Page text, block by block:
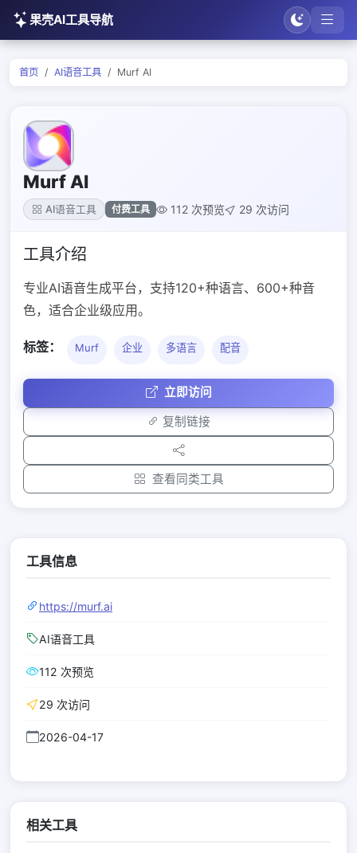
果壳AI工具导航
首页 AI语音工具 Murf AI
Murf AI
AI语音工具 付费工具 112 次预览 29 次访问
工具介绍
专业AI语音生成平台，支持120+种语言、600+种音
色，适合企业级应用。
标签： Murf 企业 多语言 配音
立即访问
复制链接
查看同类工具
工具信息
https://murf.ai
AI语音工具
112 次预览
29 次访问
2026-04-17
相关工具